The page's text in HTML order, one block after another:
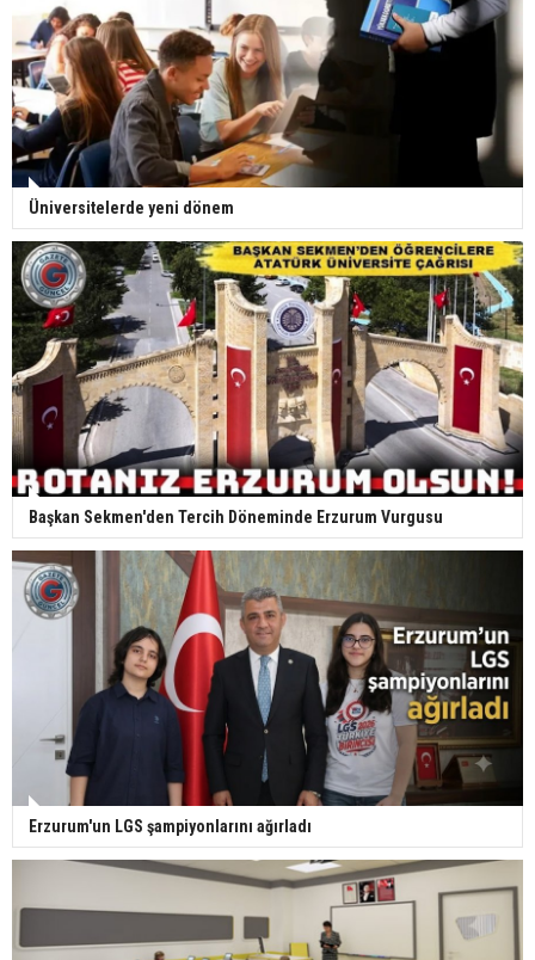
Üniversitelerde yeni dönem
Başkan Sekmen'den Tercih Döneminde Erzurum Vurgusu
Erzurum'un LGS şampiyonlarını ağırladı